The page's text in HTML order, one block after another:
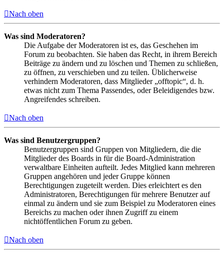
Nach oben
Was sind Moderatoren?
Die Aufgabe der Moderatoren ist es, das Geschehen im
Forum zu beobachten. Sie haben das Recht, in ihrem Bereich
Beiträge zu ändern und zu löschen und Themen zu schließen,
zu öffnen, zu verschieben und zu teilen. Üblicherweise
verhindern Moderatoren, dass Mitglieder „offtopic“, d. h.
etwas nicht zum Thema Passendes, oder Beleidigendes bzw.
Angreifendes schreiben.
Nach oben
Was sind Benutzergruppen?
Benutzergruppen sind Gruppen von Mitgliedern, die die
Mitglieder des Boards in für die Board-Administration
verwaltbare Einheiten aufteilt. Jedes Mitglied kann mehreren
Gruppen angehören und jeder Gruppe können
Berechtigungen zugeteilt werden. Dies erleichtert es den
Administratoren, Berechtigungen für mehrere Benutzer auf
einmal zu ändern und sie zum Beispiel zu Moderatoren eines
Bereichs zu machen oder ihnen Zugriff zu einem
nichtöffentlichen Forum zu geben.
Nach oben